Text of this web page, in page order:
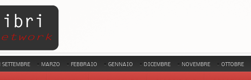
MARZO FEBBRAIO GENNAIO DICEMBRE NOVEMBRE OTTOBRE